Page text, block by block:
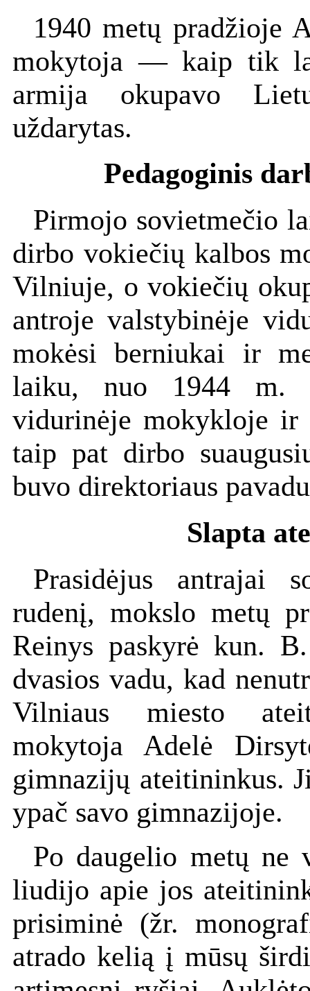
1940 metų pradžioje
mokytoja — kaip tik
armija okupavo
uždarytas.
Pedagoginis
Pirmojo sovietmečio
dirbo vokiečių kalbos
Vilniuje, o vokiečių
antroje valstybinėje
mokėsi berniukai ir
laiku, nuo 1944 m.
vidurinėje mokykloje ir
taip pat dirbo
buvo direktoriaus
Slapta
Prasidėjus antrajai
rudenį, mokslo metų
Reinys paskyrė kun.
dvasios vadu, kad
Vilniaus miesto
mokytoja Adelė
gimnazijų ateitininkus.
ypač savo gimnazijoje.
Po daugelio metų ne
liudijo apie jos
prisiminė (žr.
atrado kelią į mūsų